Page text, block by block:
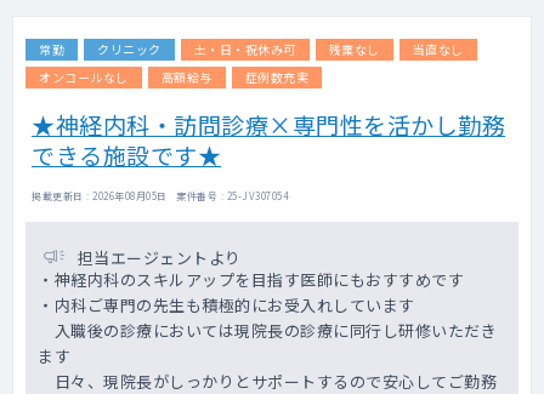
（内視鏡検査後の予約となることが多い。）
【健診】欠員が出た場合にお願いする可能性
【研修教育制度】各種学会や研修会への参加
を推奨しており、補助制度もございます。
常勤 クリニック 土・日・祝休み可 残業なし
当直なし
オンコールなし
高額給与 症例数充実
★神経内科・訪問診療×専門性を活かし勤務
できる施設です★
掲載更新日 : 2026年08月05日 案件番号 : 25-JV307054
担当エージェントより
・神経内科のスキルアップを目指す医師にもおすすめです
・内科ご専門の先生も積極的にお受入れしています
入職後の診療においては現院長の診療に同行し研修いただき
ます
日々、現院長がしっかりとサポートするので安心してご勤務